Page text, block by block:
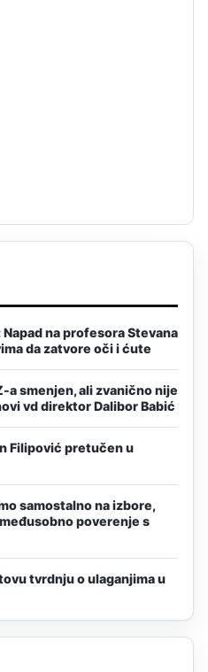
na profesora Stevana
da zatvore oči i ćute
a smenjen, ali zvanično nije
vd direktor Dalibor Babić
Filipović pretučen u
samostalno na izbore,
poverenje s
tvrdnju o ulaganjima u